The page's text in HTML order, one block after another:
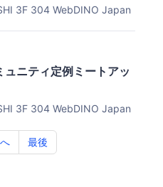
3F 304 WebDINO Japan
ュニティ定例ミートアッ
3F 304 WebDINO Japan
最後